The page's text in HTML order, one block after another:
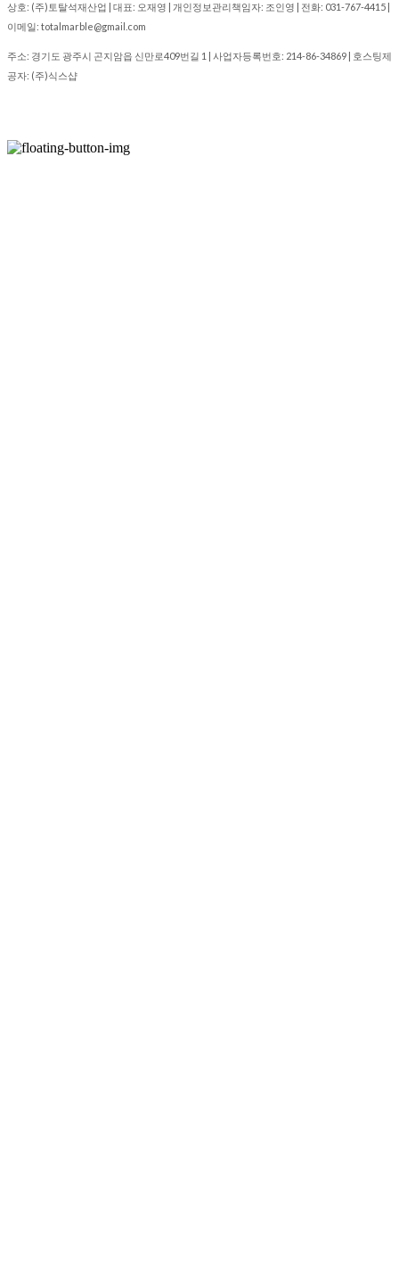
상호: (주)토탈석재산업 | 대표: 오재영 | 개인정보관리책임자: 조인영 | 전화: 031-767-4415 |
이메일: totalmarble@gmail.com
주소: 경기도 광주시 곤지암읍 신만로409번길 1 | 사업자등록번호: 214-86-34869 | 호스팅제
공자: (주)식스샵